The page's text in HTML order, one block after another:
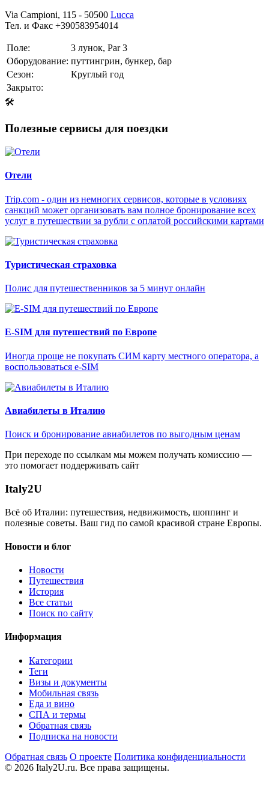
Via Campioni, 115 - 50500 Lucca
Тел. и Факс +390583954014
Поле:
3 лунок, Par 3
Оборудование: путтингрин, бункер, бар
Сезон:
Круглый год
Закрыто:
🛠
Полезные сервисы для поездки
Отели
Trip.com - один из немногих сервисов, которые в условиях
санкций может организовать вам полное бронирование всех
услуг в путешествии за рубли с оплатой российскими картами
Туристическая страховка
Полис для путешественников за 5 минут онлайн
E-SIM для путешествий по Европе
Иногда проще не покупать СИМ карту местного оператора, а
воспользоваться e-SIM
Авиабилеты в Италию
Поиск и бронирование авиабилетов по выгодным ценам
При переходе по ссылкам мы можем получать комиссию —
это помогает поддерживать сайт
Italy2U
Всё об Италии: путешествия, недвижимость, шоппинг и
полезные советы. Ваш гид по самой красивой стране Европы.
Новости и блог
Новости
Путешествия
История
Все статьи
Поиск по сайту
Информация
Категории
Теги
Визы и документы
Мобильная связь
Еда и вино
СПА и термы
Обратная связь
Подписка на новости
Обратная связь О проекте Политика конфиденциальности
© 2026 Italy2U.ru. Все права защищены.